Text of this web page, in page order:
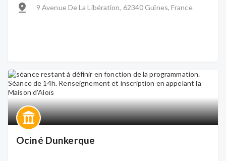
9 Avenue De La Libération, 62340 Guînes, France
Ociné Dunkerque